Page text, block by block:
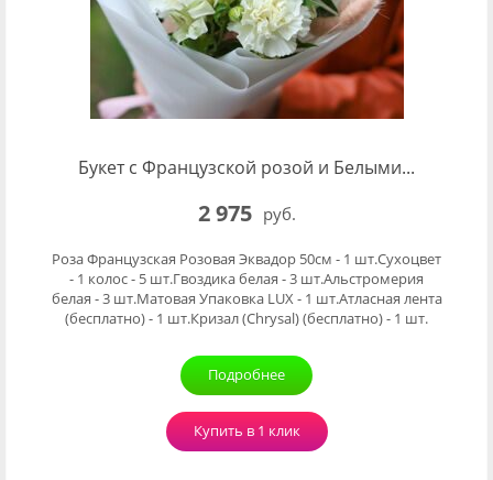
Букет с Французской розой и Белыми...
2 975 руб.
Роза Французская Розовая Эквадор 50см - 1 шт.Сухоцвет
- 1 колос - 5 шт.Гвоздика белая - 3 шт.Альстромерия
белая - 3 шт.Матовая Упаковка LUX - 1 шт.Атласная лента
(бесплатно) - 1 шт.Кризал (Chrysal) (бесплатно) - 1 шт.
Подробнее
Купить в 1 клик